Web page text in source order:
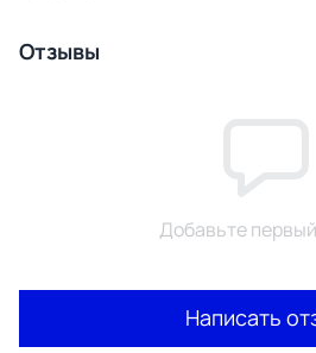
Отзывы
Добавьте
Написать